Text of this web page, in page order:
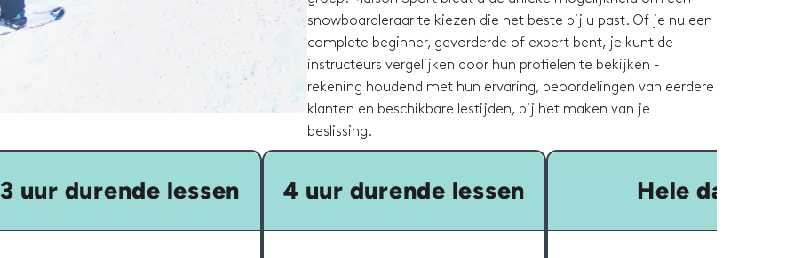
snowboardleraar te kiezen die het beste bij u past. Of je nu een
complete beginner, gevorderde of expert bent, je kunt de
instructeurs vergelijken door hun profielen te bekijken -
rekening houdend met hun ervaring, beoordelingen van eerdere
klanten en beschikbare lestijden, bij het maken van je
beslissing.
3 uur durende lessen 4 uur durende lessen Hele dag